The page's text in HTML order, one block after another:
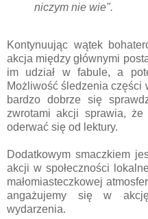
niczym nie wie".
Kontynuując wątek
akcja między głównymi
im udział w fabule, a
Możliwość śledzenia części
bardzo dobrze się
zwrotami akcji sprawia, że
oderwać się od lektury.
Dodatkowym smaczkiem
akcji w społeczności
małomiasteczkowej
angażujemy się w
wydarzenia.